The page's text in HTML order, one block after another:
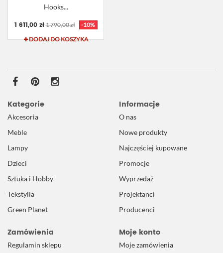
Hooks...
1 611,00 zł 1 790,00 zł
-10%
DODAJ DO KOSZYKA
Kategorie
Akcesoria
Meble
Lampy
Dzieci
Sztuka i Hobby
Tekstylia
Green Planet
Informacje
O nas
Nowe produkty
Najczęściej kupowane
Promocje
Wyprzedaż
Projektanci
Producenci
Zamówienia
Regulamin sklepu
Moje konto
Moje zamówienia